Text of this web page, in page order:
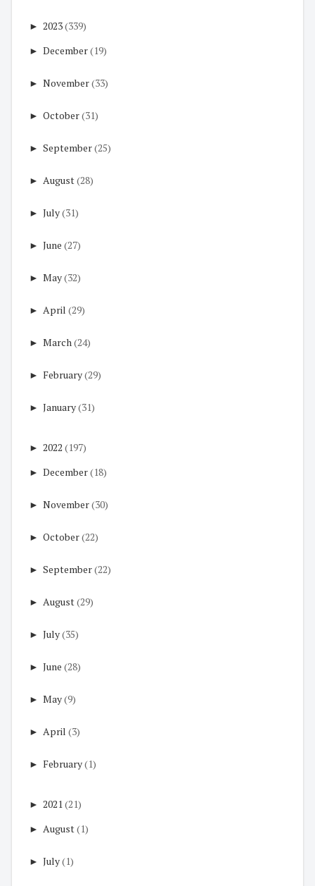
► 2023(339)
► December(19)
► November(33)
► October(31)
► September(25)
► August(28)
► July(31)
► June (27)
► May(32)
► April (29)
► March(24)
► February(29)
► January(31)
► 2022 (197)
► December(18)
► November(30)
► October(22)
► September(22)
► August(29)
► July(35)
► June (28)
► May(9)
► April (3)
► February(1)
► 2021 (21)
► August(1)
► July(1)